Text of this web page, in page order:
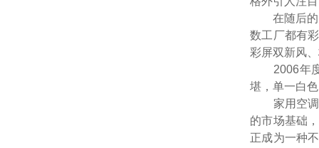
在随后的几
数工厂都有
彩屏双新风
2006年度
堪，单一白
家用空调产
的市场基础
正成为一种